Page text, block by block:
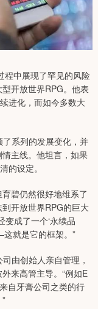
程中展现了罕见的风险
开放世界RPG。他表
进化，而如今多数大
系列的发展变化，并
主线。他坦言，如果
的设定。
碧仍然很好地维系了
开放世界RPG的巨大
成了一个‘永续品
就是它的框架。”
由创始人亲自管理，
来高管主导。“例如E
自牙膏公司之类的行